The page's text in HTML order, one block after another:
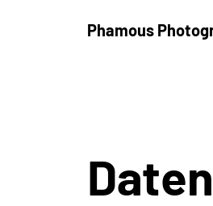
Phamous